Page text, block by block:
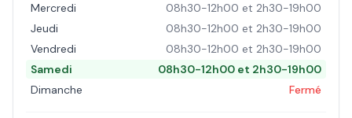
Mercredi
08h30-12h00 et 2h30-19h00
Jeudi
08h30-12h00 et 2h30-19h00
Vendredi
08h30-12h00 et 2h30-19h00
Samedi
08h30-12h00 et 2h30-19h00
Dimanche
Fermé